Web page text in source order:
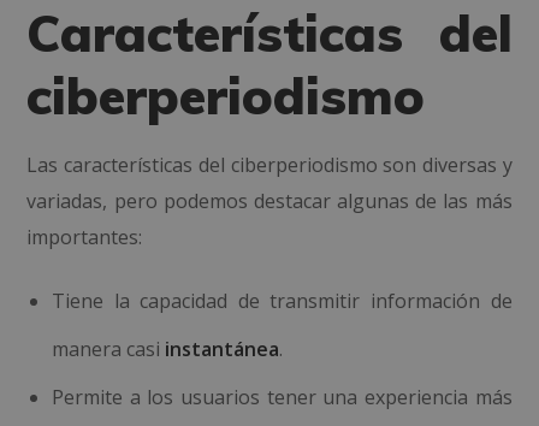
Características del
ciberperiodismo
Las características del ciberperiodismo son diversas y
variadas, pero podemos destacar algunas de las más
importantes:
Tiene la capacidad de transmitir información de
manera casi instantánea.
Permite a los usuarios tener una experiencia más